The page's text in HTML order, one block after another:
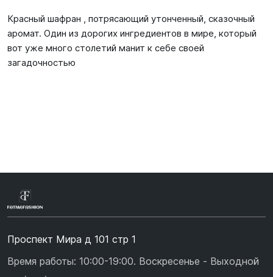
Красный шафран , потрясающий утонченный, сказочный
аромат. Один из дорогих ингредиентов в мире, который
вот уже много столетий манит к себе своей
загадочностью
Проспект Мира д 101 стр 1
Время работы: 10:00-19:00. Воскресенье - Выходной